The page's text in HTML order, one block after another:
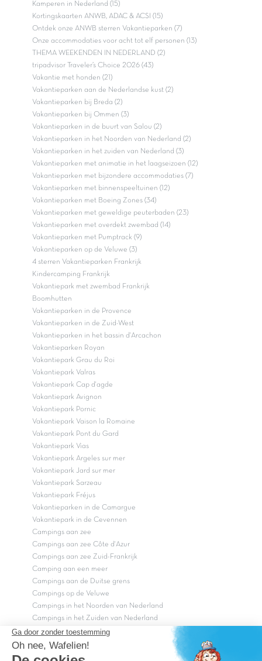
Kamperen in Nederland (15)
Kortingskaarten ANWB, ADAC & ACSI (15)
Ontdek onze ANWB sterren Vakantieparken (7)
Onze accommodaties voor acht tot elf personen (13)
THEMA WEEKENDEN IN NEDERLAND (2)
tripadvisor Traveler’s Choice 2026 (43)
Vakantie met honden (21)
Vakantieparken aan de Nederlandse kust (2)
Vakantieparken bij Breda (2)
Vakantieparken bij Ommen (3)
Vakantieparken in de buurt van Salou (2)
Vakantieparken in het Noorden van Nederland (2)
Vakantieparken in het zuiden van Nederland (3)
Vakantieparken met animatie in het laagseizoen (12)
Vakantieparken met bijzondere accommodaties (7)
Vakantieparken met binnenspeeltuinen (12)
Vakantieparken met Boeing Zones (34)
Vakantieparken met geweldige peuterbaden (23)
Vakantieparken met overdekt zwembad (14)
Vakantieparken met Pumptrack (9)
Vakantieparken op de Veluwe (3)
4 sterren Vakantieparken Frankrijk
Kindercamping Frankrijk
Vakantiepark met zwembad Frankrijk
Boomhutten
Vakantieparken in de Provence
Vakantieparken in de Zuid-West
Vakantieparken in het bassin d'Arcachon
Vakantieparken Royan
Vakantiepark Grau du Roi
Vakantiepark Valras
Vakantiepark Cap d'agde
Vakantiepark Avignon
Vakantiepark Pornic
Vakantiepark Vaison la Romaine
Vakantiepark Pont du Gard
Vakantiepark Vias
Vakantiepark Argeles sur mer
Vakantiepark Jard sur mer
Vakantiepark Sarzeau
Vakantiepark Fréjus
Vakantieparken in de Camargue
Vakantiepark in de Cevennen
Campings aan zee
Campings aan zee Côte d'Azur
Campings aan zee Zuid-Frankrijk
Camping aan een meer
Campings aan de Duitse grens
Campings op de Veluwe
Campings in het Noorden van Nederland
Campings in het Zuiden van Nederland
Copyright Capfun 2026 ©
Bij Capfun solliciteren